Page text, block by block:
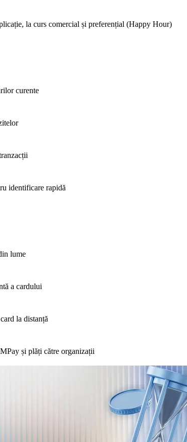
la curs comercial și preferențial (Happy Hour)
curente
identificare rapidă
lume
a cardului
la distanță
și plăți către organizații